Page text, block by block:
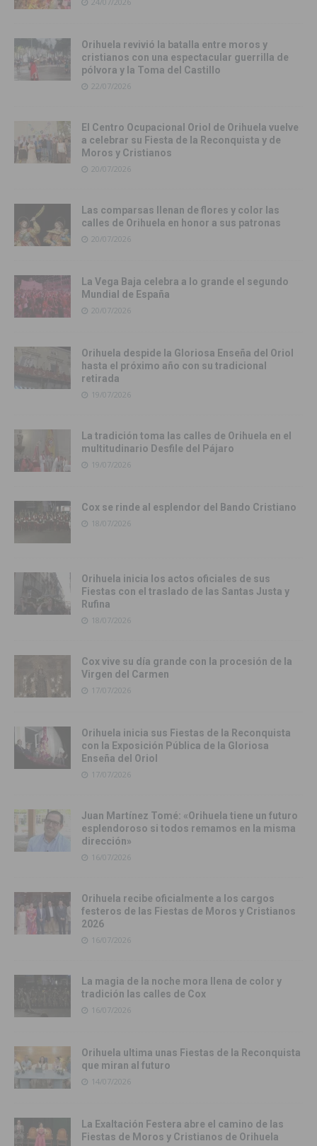
Orihuela revivió la batalla entre moros y
cristianos con una espectacular guerrilla de
pólvora y la Toma del Castillo
22/07/2026
El Centro Ocupacional Oriol de Orihuela vuelve
a celebrar su Fiesta de la Reconquista y de
Moros y Cristianos
20/07/2026
Las comparsas llenan de flores y color las
calles de Orihuela en honor a sus patronas
20/07/2026
La Vega Baja celebra a lo grande el segundo
Mundial de España
20/07/2026
Orihuela despide la Gloriosa Enseña del Oriol
hasta el próximo año con su tradicional
retirada
19/07/2026
La tradición toma las calles de Orihuela en el
multitudinario Desfile del Pájaro
19/07/2026
Cox se rinde al esplendor del Bando Cristiano
18/07/2026
Orihuela inicia los actos oficiales de sus
Fiestas con el traslado de las Santas Justa y
Rufina
18/07/2026
Cox vive su día grande con la procesión de la
Virgen del Carmen
17/07/2026
Orihuela inicia sus Fiestas de la Reconquista
con la Exposición Pública de la Gloriosa
Enseña del Oriol
17/07/2026
Juan Martínez Tomé: «Orihuela tiene un futuro
esplendoroso si todos remamos en la misma
dirección»
16/07/2026
Orihuela recibe oficialmente a los cargos
festeros de las Fiestas de Moros y Cristianos
2026
16/07/2026
La magia de la noche mora llena de color y
tradición las calles de Cox
16/07/2026
Orihuela ultima unas Fiestas de la Reconquista
que miran al futuro
14/07/2026
La Exaltación Festera abre el camino de las
Fiestas de Moros y Cristianos de Orihuela